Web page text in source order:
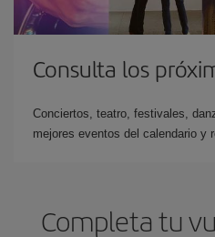
Consulta los
Conciertos, teatro, festivales,
mejores eventos del calendario y
Completa tu